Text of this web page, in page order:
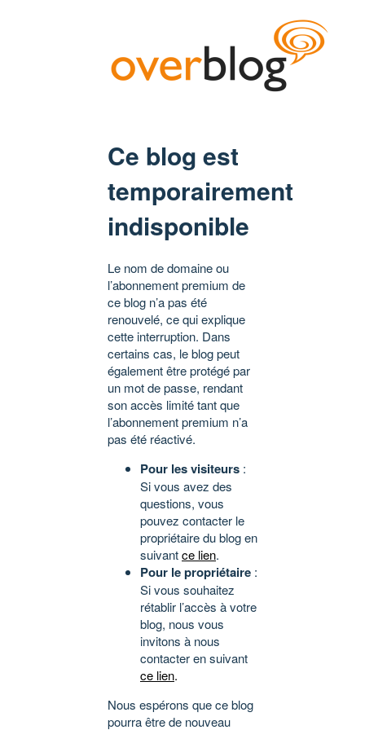
Ce blog est
temporairement
indisponible
Le nom de domaine ou
l’abonnement premium de
ce blog n’a pas été
renouvelé, ce qui explique
cette interruption. Dans
certains cas, le blog peut
également être protégé par
un mot de passe, rendant
son accès limité tant que
l’abonnement premium n’a
pas été réactivé.
Pour les visiteurs :
Si vous avez des
questions, vous
pouvez contacter le
propriétaire du blog en
suivantce lien.
Pour le propriétaire :
Si vous souhaitez
rétablir l’accès à votre
blog, nous vous
invitons à nous
contacter en suivant
ce lien.
Nous espérons que ce blog
pourra être de nouveau